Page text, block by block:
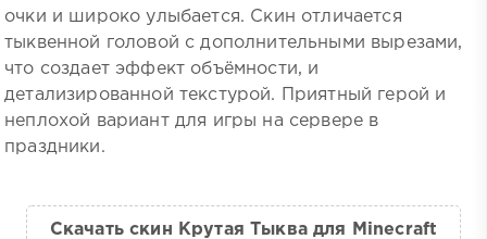
очки и широко улыбается. Скин отличается
тыквенной головой с дополнительными вырезами,
что создает эффект объёмности, и
детализированной текстурой. Приятный герой и
неплохой вариант для игры на сервере в
праздники.
Скачать скин Крутая Тыква для Minecraft